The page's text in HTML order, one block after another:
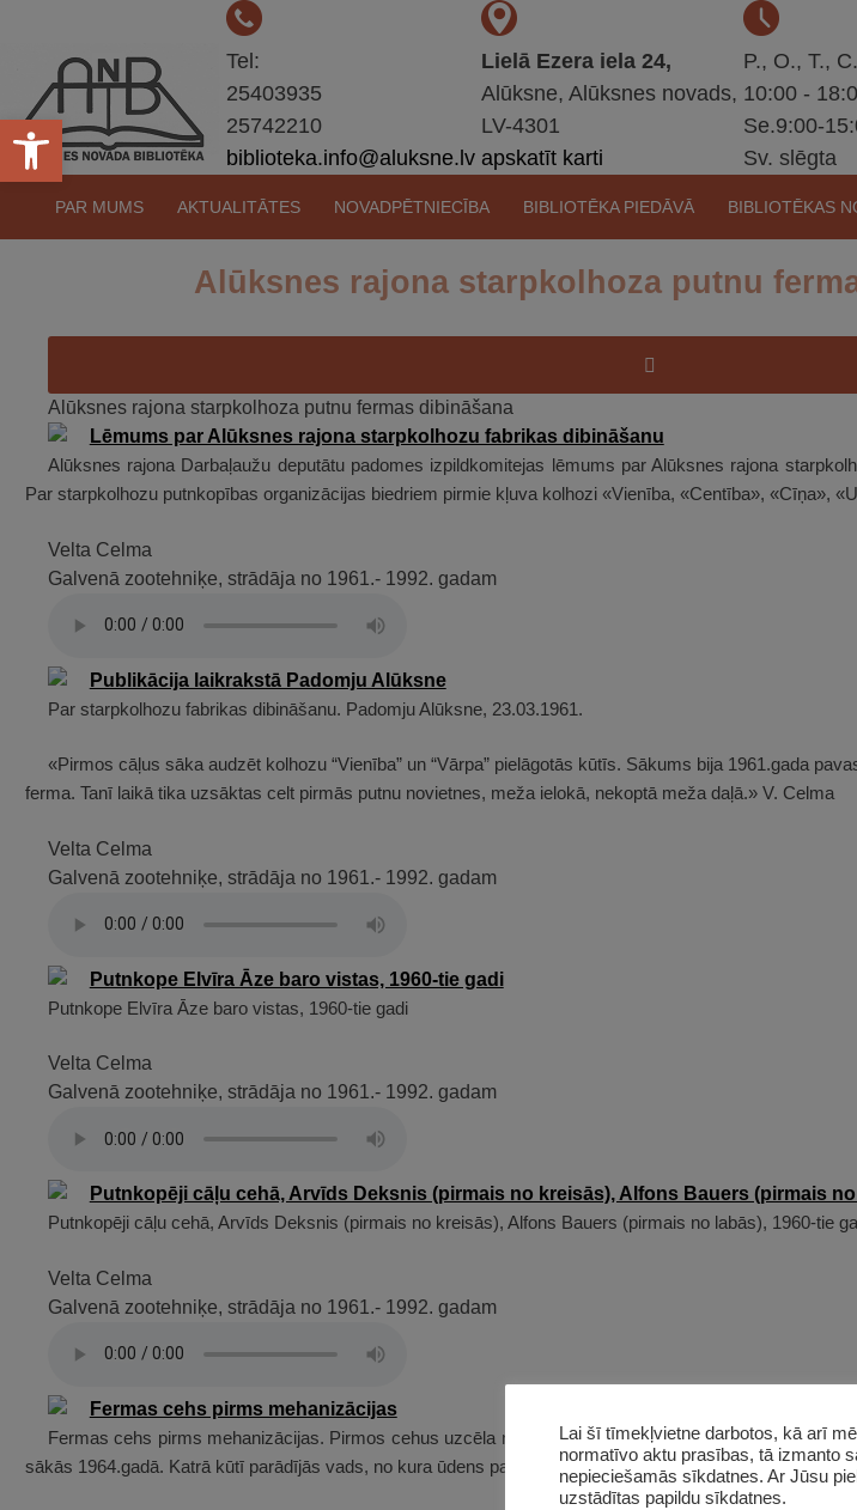
Open toolbar
Tel:
25403935
25742210
biblioteka.info@aluksne.lv
Lielā Ezera iela 24,
Alūksne, Alūksnes novads,
LV-4301
apskatīt karti
P., O., T.,
10:00 -
Se.9:00-
Sv. slēgta
Pāriet
PAR MUMS AKTUALITĀTES NOVADPĒTNIECĪBA BIBLIOTĒKA PIEDĀVĀ BIBLIOTĒKAS
Alūksnes rajona starpkolhoza putnu
Alūksnes rajona starpkolhoza putnu fermas dibināšana
Alūksnes rajona Darbaļaužu deputātu padomes izpildkomitejas lēmums par Alūksnes rajona
Par starpkolhozu putnkopības organizācijas biedriem pirmie kļuva kolhozi «Vienība, «Centība», «Cīņa»,
Velta Celma
Galvenā zootehniķe, strādāja no 1961.- 1992. gadam
Par starpkolhozu fabrikas dibināšanu. Padomju Alūksne, 23.03.1961.
«Pirmos cāļus sāka audzēt kolhozu “Vienība” un “Vārpa” pielāgotās kūtīs. Sākums bija 1961.gada
ferma. Tanī laikā tika uzsāktas celt pirmās putnu novietnes, meža ielokā, nekoptā meža daļā.» V. Celma
Velta Celma
Galvenā zootehniķe, strādāja no 1961.- 1992. gadam
Putnkope Elvīra Āze baro vistas, 1960-tie gadi
Velta Celma
Galvenā zootehniķe, strādāja no 1961.- 1992. gadam
Putnkopēji cāļu cehā, Arvīds Deksnis (pirmais no kreisās), Alfons Bauers (pirmais no labās), 1960-tie
Velta Celma
Galvenā zootehniķe, strādāja no 1961.- 1992. gadam
Fermas cehs pirms mehanizācijas. Pirmos cehus uzcēla nemehanizētus. Cehā nebija ne ūdens, ne
sākās 1964.gadā. Katrā kūtī parādījās vads, no kura ūdens pastāvīgi plūst putnu silēs.
Lai šī tīmekļvietne darbotos, kā arī
normatīvo aktu prasības, tā izmanto
nepieciešamās sīkdatnes. Ar Jūsu
uzstādītas papildu sīkdatnes.